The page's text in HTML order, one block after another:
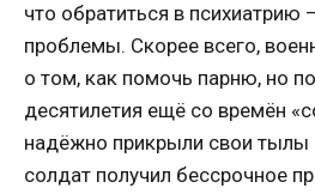
что обратиться в психиатрию
проблемы. Скорее всего,
о том, как помочь парню, но
десятилетия ещё со времён
надёжно прикрыли свои тылы
солдат получил бессрочное